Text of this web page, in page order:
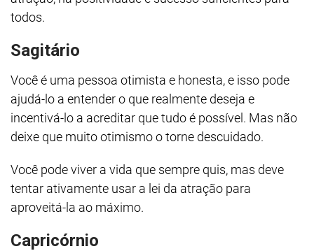
todos.
Sagitário
Você é uma pessoa otimista e honesta, e isso pode
ajudá-lo a entender o que realmente deseja e
incentivá-lo a acreditar que tudo é possível. Mas não
deixe que muito otimismo o torne descuidado.
Você pode viver a vida que sempre quis, mas deve
tentar ativamente usar a lei da atração para
aproveitá-la ao máximo.
Capricórnio